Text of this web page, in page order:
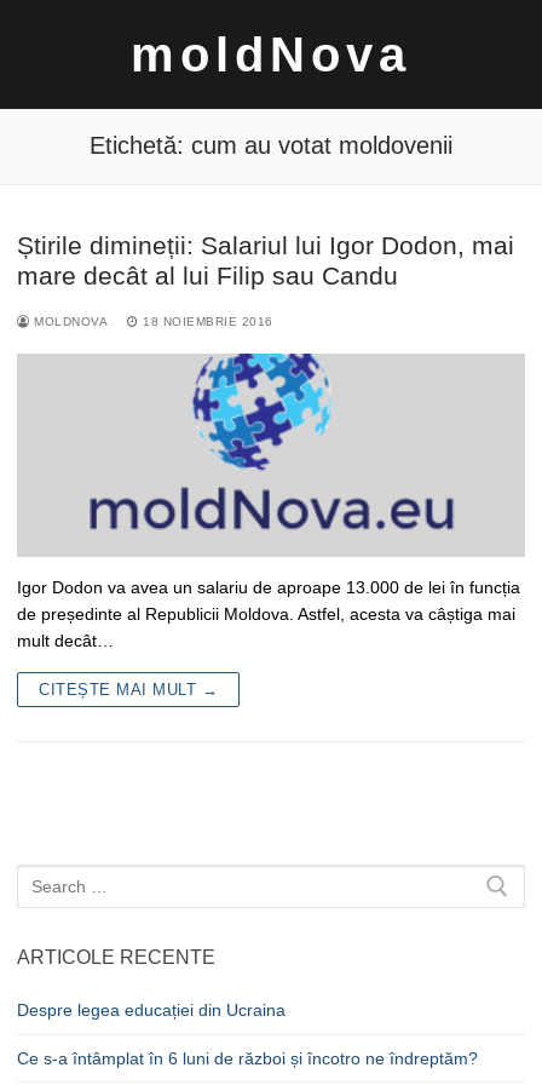
moldNova
Caută
Etichetă: cum au votat moldovenii
Știrile dimineții: Salariul lui Igor Dodon, mai
mare decât al lui Filip sau Candu
MOLDNOVA 18 NOIEMBRIE 2016
Igor Dodon va avea un salariu de aproape 13.000 de lei în funcția
de președinte al Republicii Moldova. Astfel, acesta va câștiga mai
mult decât…
CITEȘTE MAI MULT →
Caută
după:
ARTICOLE RECENTE
Despre legea educației din Ucraina
Ce s-a întâmplat în 6 luni de război și încotro ne îndreptăm?